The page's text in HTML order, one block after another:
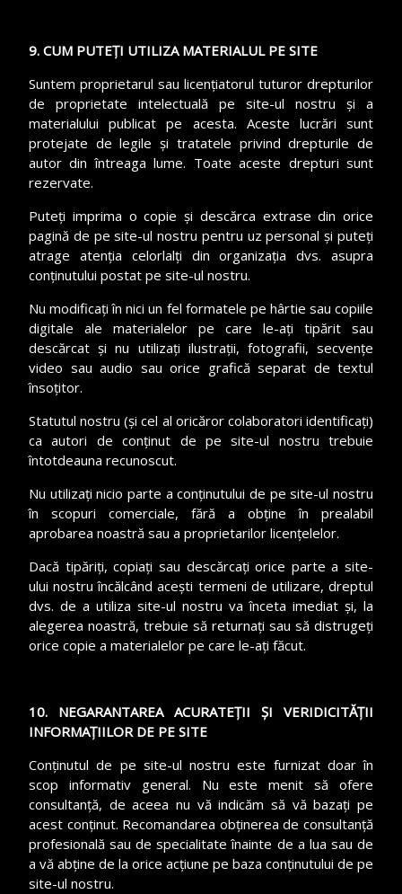
9. CUM PUTEȚI UTILIZA MATERIALUL PE SITE
Suntem proprietarul sau licențiatorul tuturor drepturilor
de proprietate intelectuală pe site-ul nostru și a
materialului publicat pe acesta. Aceste lucrări sunt
protejate de legile și tratatele privind drepturile de
autor din întreaga lume. Toate aceste drepturi sunt
rezervate.
Puteți imprima o copie și descărca extrase din orice
pagină de pe site-ul nostru pentru uz personal și puteți
atrage atenția celorlalți din organizația dvs. asupra
conținutului postat pe site-ul nostru.
Nu modificați în nici un fel formatele pe hârtie sau copiile
digitale ale materialelor pe care le-ați tipărit sau
descărcat și nu utilizați ilustrații, fotografii, secvențe
video sau audio sau orice grafică separat de textul
însoțitor.
Statutul nostru (și cel al oricăror colaboratori identificați)
ca autori de conținut de pe site-ul nostru trebuie
întotdeauna recunoscut.
Nu utilizați nicio parte a conținutului de pe site-ul nostru
în scopuri comerciale, fără a obține în prealabil
aprobarea noastră sau a proprietarilor licențelelor.
Dacă tipăriți, copiați sau descărcați orice parte a site-
ului nostru încălcând acești termeni de utilizare, dreptul
dvs. de a utiliza site-ul nostru va înceta imediat și, la
alegerea noastră, trebuie să returnați sau să distrugeți
orice copie a materialelor pe care le-ați făcut.
10. NEGARANTAREA ACURATEȚII ȘI VERIDICITĂȚII
INFORMAȚIILOR DE PE SITE
Conținutul de pe site-ul nostru este furnizat doar în
scop informativ general. Nu este menit să ofere
consultanță, de aceea nu vă indicăm să vă bazați pe
acest conținut. Recomandarea obținerea de consultanță
profesională sau de specialitate înainte de a lua sau de
a vă abține de la orice acțiune pe baza conținutului de pe
site-ul nostru.